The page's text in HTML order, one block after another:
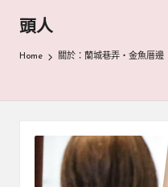
弄
|
魚
邊
組
致
頭人
Home 關於：蘭城巷弄‧金魚厝邊